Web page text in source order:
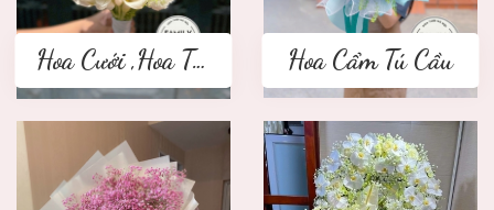
Hoa Cưới ,Hoa Tay Cầm Cô Dâu Hoa Cẩm Tú Cầu